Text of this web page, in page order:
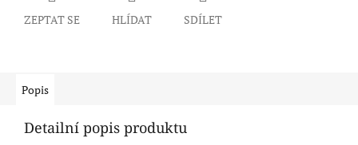
ZEPTAT SE HLÍDAT SDÍLET
Popis
Detailní popis produktu